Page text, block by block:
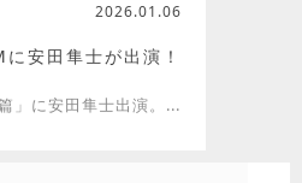
安田隼士が出演！
2026.01.06
」に安田隼士出演。...